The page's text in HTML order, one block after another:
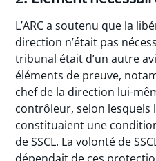
L’ARC a soutenu que la
direction n’était pas
tribunal était d’un autre
éléments de preuve,
chef de la direction lui-
contrôleur, selon lesquels
constituaient une
de SSCL. La volonté de